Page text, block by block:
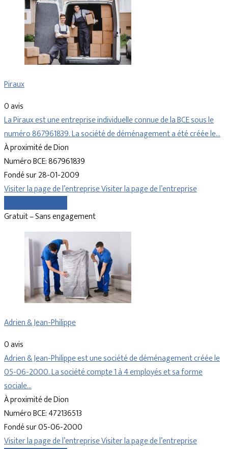
Piraux
0 avis
La Piraux est une entreprise individuelle connue de la BCE sous le
numéro 867961839. La société de déménagement a été créée le…
À proximité de Dion
Numéro BCE: 867961839
Fondé sur 28-01-2009
Visiter la page de l’entrepriseVisiter la page de l’entreprise
Gratuit – Sans engagement
Adrien & Jean-Philippe
0 avis
Adrien & Jean-Philippe est une société de déménagement créée le
05-06-2000. La société compte 1 à 4 employés et sa forme
sociale…
À proximité de Dion
Numéro BCE: 472136513
Fondé sur 05-06-2000
Visiter la page de l’entrepriseVisiter la page de l’entreprise